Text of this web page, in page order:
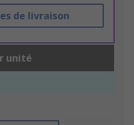
de livraison
unité